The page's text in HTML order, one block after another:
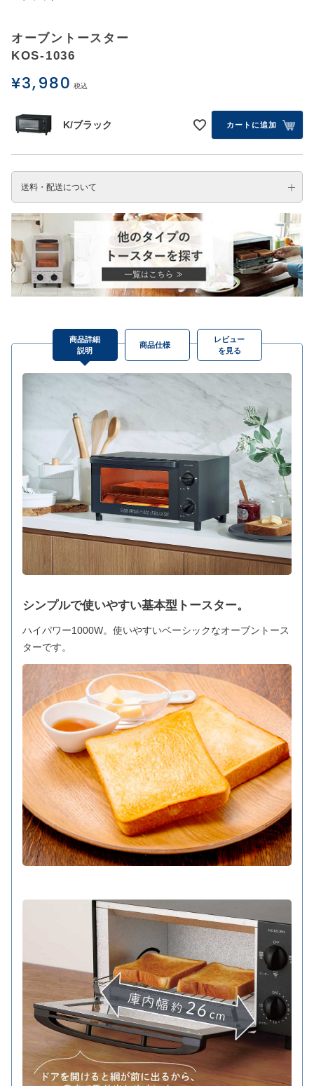
オーブントースター
KOS-1036
¥3,980 税込
K/ブラック カートに追加
送料・配送について
商品詳細
説明
シンプルで使いやすい基本型トースター。
ハイパワー1000W。使いやすいベーシックなオーブントース
ターです。
商品仕様
レビュー
を見る